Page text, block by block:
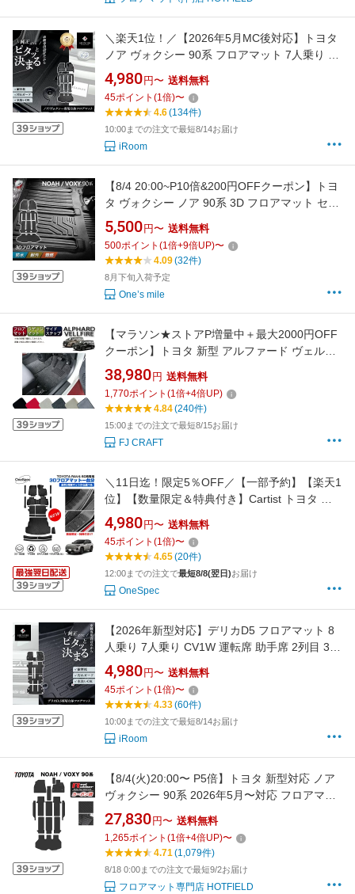
＼楽天1位！／【2026年5月MC後対応】トヨタ
ノア ヴォクシー 90系 フロアマット 7人乗り 運
転席 助手席 2列目 3列目 ラゲッジマット フル
セット ラゲッジ ガード 立体マット カーマット
車マット 3Dマット TOYOTA 防水 カー用品 汚
れ防止 傷ガード 車種別専用設計
4,980 円〜 送料無料
45ポイント (1倍)〜
4.6(134件)
10:00までの注文で最短8/14お届け
iRoom
【8/4 20:00~P10倍&200円OFFクーポン】トヨ
タ ヴォクシー ノア 90系 3D フロアマット セパ
レートタイプ 防水 トランクマット 2022年1月~
現行 TPE素材 カスタムパーツ 防水マット ラバ
ーマット ゴム マット ラゲッジマット ラゲッジ
ソフトトレイ トランクマット B0BCDS7HWB
5,500 円〜 送料無料
500ポイント (1倍+9倍UP)〜
4.09(32件)
8月下旬入荷予定
One’s mile
【マラソン★ストアP増量中＋最大2000円OFF
クーポン】トヨタ 新型 アルファード ヴェルフ
ァイア 40系 フロアマット ラゲッジマット サイ
ドステップマット （プレミアム） ゴム 防水 日
本製 空気触媒加工
38,980 円 送料無料
1,770ポイント (1倍+4倍UP)
4.84(240件)
15:00までの注文で最短8/15お届け
FJ CRAFT
＼11日迄！限定5％OFF／【一部予約】【楽天1
位】【数量限定＆特典付き】Cartist トヨタ 新
型 RAV4 60系 ラブ4 60 AXAN64 専用 フロアマ
ット ラゲッジマット 3D フロア マット 防水
RAV4 60 アクセサリー カーゴ ラバーマット
TPE ゴム 荷台 荷室 一台分 カスタムパーツ
4,980 円〜 送料無料
45ポイント (1倍)〜
4.65(20件)
12:00までの注文で最短8/8(翌日)お届け
OneSpec
【2026年新型対応】デリカD5 フロアマット 8
人乗り 7人乗り CV1W 運転席 助手席 2列目 3列
目 ラグマット ラゲッジマット フルセット トラ
ンクマット 立体マット カーマット 車マット 3D
マット MITSUBISHI 三菱 防水 内装 カー用品 汚
れ防止 傷ガード 車種別専用設計
4,980 円〜 送料無料
45ポイント (1倍)〜
4.33(60件)
10:00までの注文で最短8/14お届け
iRoom
【8/4(火)20:00〜 P5倍】トヨタ 新型対応 ノア
ヴォクシー 90系 2026年5月〜対応 フロアマッ
ト+ステップマット+トランクマット ラゲッジマ
ット ◆カーボンファイバー調 リアルラバー
HOTFIELD 『送料無料 noah voxy toyota カー
マット ホットフィールド』 日本製
27,830 円〜 送料無料
1,265ポイント (1倍+4倍UP)〜
4.71(1,079件)
8/18 0:00までの注文で最短9/2お届け
フロアマット専門店 HOTFIELD